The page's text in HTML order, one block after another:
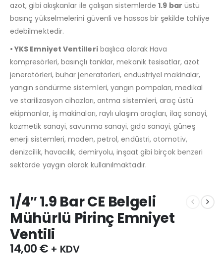
azot, gibi akışkanlar ile çalışan sistemlerde1.9 bar üstü
basınç yükselmelerini güvenli ve hassas bir şekilde tahliye
edebilmektedir.
• YKS Emniyet Ventilleribaşlıca olarak Hava
kompresörleri, basınçlı tanklar, mekanik tesisatlar, azot
jeneratörleri, buhar jeneratörleri, endüstriyel makinalar,
yangın söndürme sistemleri, yangın pompaları, medikal
ve starilizasyon cihazları, arıtma sistemleri, araç üstü
ekipmanlar, iş makinaları, raylı ulaşım araçları, ilaç sanayi,
kozmetik sanayi, savunma sanayi, gıda sanayi, güneş
enerji sistemleri, maden, petrol, endüstri, otomotiv,
denizcilik, havacılık, demiryolu, inşaat gibi birçok benzeri
sektörde yaygın olarak kullanılmaktadır.
1/4″ 1.9 Bar CE Belgeli
Mühürlü Pirinç Emniyet
Ventili
14,00€ + KDV